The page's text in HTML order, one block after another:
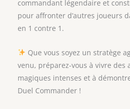
commandant légendaire et
pour affronter d’autres joueurs
en 1 contre 1.
Que vous soyez un stratège
venu, préparez-vous à vivre des
magiques intenses et à
Duel Commander !